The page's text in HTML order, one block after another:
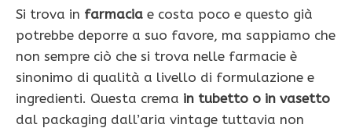
Si trova in farmacia e costa poco e questo già
potrebbe deporre a suo favore, ma sappiamo che
non sempre ciò che si trova nelle farmacie è
sinonimo di qualità a livello di formulazione e
ingredienti. Questa crema in tubetto o in vasetto
dal packaging dall’aria vintage tuttavia non